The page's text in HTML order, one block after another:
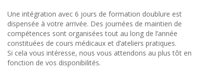
Une intégration avec 6 jours de formation doublure est
dispensée à votre arrivée. Des journées de maintien de
compétences sont organisées tout au long de l’année
constituées de cours médicaux et d’ateliers pratiques.
Si cela vous intéresse, nous vous attendons au plus tôt en
fonction de vos disponibilités.